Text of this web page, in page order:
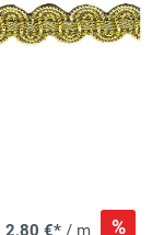
2,80 €* / m %